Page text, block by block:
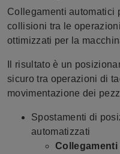
Collegamenti automatici
collisioni tra le
ottimizzati per la
Il risultato è un
sicuro tra operazioni di
movimentazione dei
Spostamenti di
automatizzati